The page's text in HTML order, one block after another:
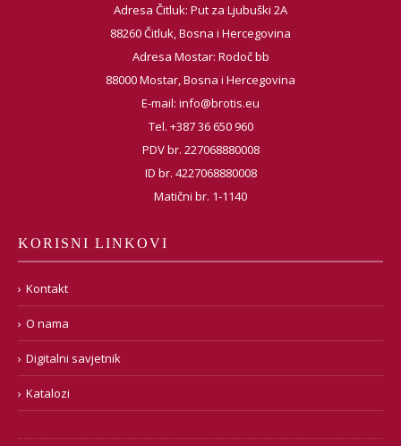
Adresa Čitluk: Put za Ljubuški 2A
88260 Čitluk, Bosna i Hercegovina
Adresa Mostar: Rodoč bb
88000 Mostar, Bosna i Hercegovina
E-mail: info@brotis.eu
Tel. +387 36 650 960
PDV br. 227068880008
ID br. 4227068880008
Matični br. 1-1140
KORISNI LINKOVI
Kontakt
O nama
Digitalni savjetnik
Katalozi